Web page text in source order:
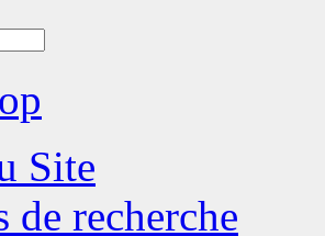
Site
de recherche